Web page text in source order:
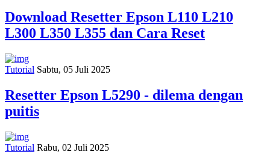
Download Resetter Epson L110 L210
L300 L350 L355 dan Cara Reset
Tutorial Sabtu, 05 Juli 2025
Resetter Epson L5290 - dilema dengan
puitis
Tutorial Rabu, 02 Juli 2025